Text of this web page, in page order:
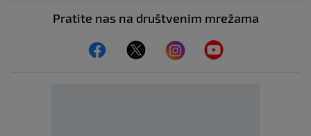
Pratite nas na društvenim mrežama